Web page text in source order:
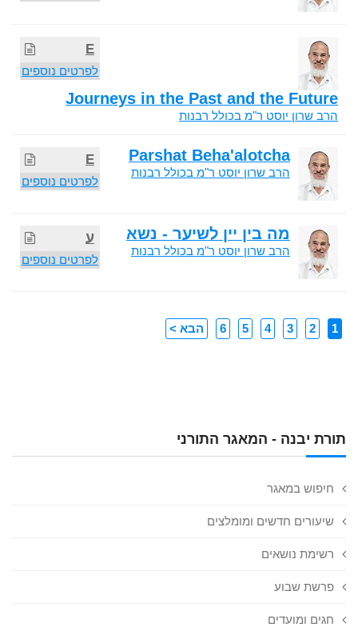
תורת יבנה - המאגר התורני
חיפוש במאגר
שיעורים חדשים ומומלצים
רשימת נושאים
פרשת שבוע
חגים ומועדים
E
לפרטים נוספים
Journeys in the Past and the Future
הרב שרון יוסט ר"מ בכולל רבנות
E
לפרטים נוספים
Parshat Beha'alotcha
הרב שרון יוסט ר"מ בכולל רבנות
ע
לפרטים נוספים
מה בין יין לשיער - נשא
הרב שרון יוסט ר"מ בכולל רבנות
1
2
3
4
5
6 הבא >